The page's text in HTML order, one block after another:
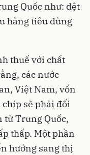
Quốc như: dệt
hàng tiêu dùng
thuế với chất
các nước
Việt Nam, vốn
sẽ phải đối
từ Trung Quốc,
thấp. Một phần
hướng sang thị